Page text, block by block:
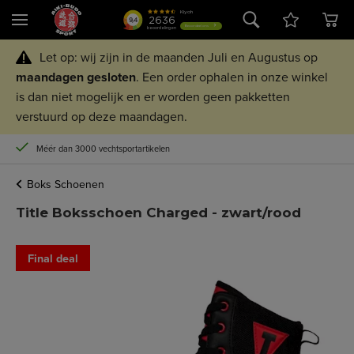
Let op: wij zijn in de maanden Juli en Augustus op
maandagengesloten. Een order ophalen in onze winkel
is dan niet mogelijk en er worden geen pakketten
verstuurd op deze maandagen.
Méér dan 3000 vechtsportartikelen
Boks Schoenen
Title Boksschoen Charged - zwart/rood
Final deal